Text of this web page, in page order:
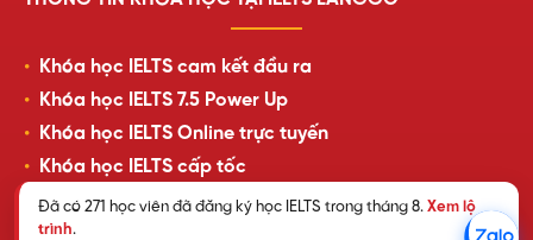
Đã có 271 học viên đã đăng ký học IELTS trong tháng 8. Xem lộ
trình.
Khóa học IELTS cam kết đầu ra
Khóa học IELTS 7.5 Power Up
Khóa học IELTS Online trực tuyến
Khóa học IELTS cấp tốc
Lịch khai giảng lớp học mới nhất
Review của học viên LangGo